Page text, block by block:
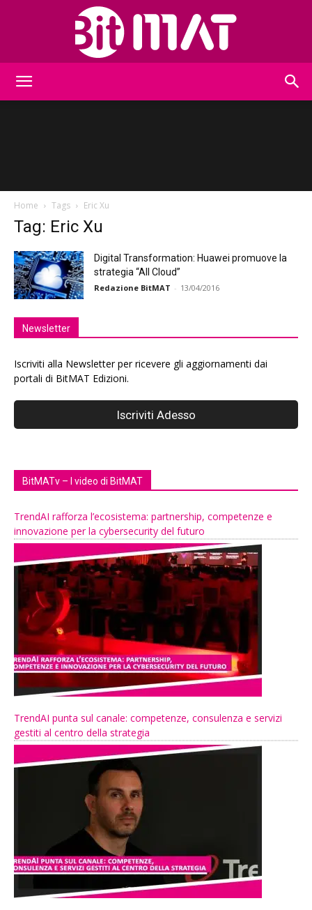
Home Tags Eric Xu
Tag: Eric Xu
Digital Transformation: Huawei promuove la
strategia “All Cloud”
Redazione BitMAT - 13/04/2016
Newsletter
Iscriviti alla Newsletter per ricevere gli aggiornamenti dai
portali di BitMAT Edizioni.
BitMATv – I video di BitMAT
TrendAI rafforza l’ecosistema: partnership, competenze e
innovazione per la cybersecurity del futuro
TrendAI punta sul canale: competenze, consulenza e servizi
gestiti al centro della strategia